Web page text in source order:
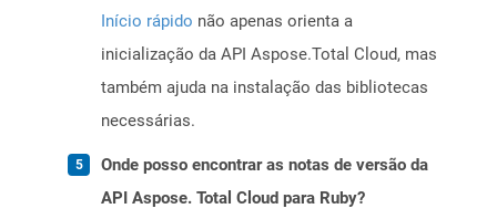
Início rápido não apenas orienta a
inicialização da API Aspose.Total Cloud, mas
também ajuda na instalação das bibliotecas
necessárias.
Onde posso encontrar as notas de versão da
API Aspose. Total Cloud para Ruby?